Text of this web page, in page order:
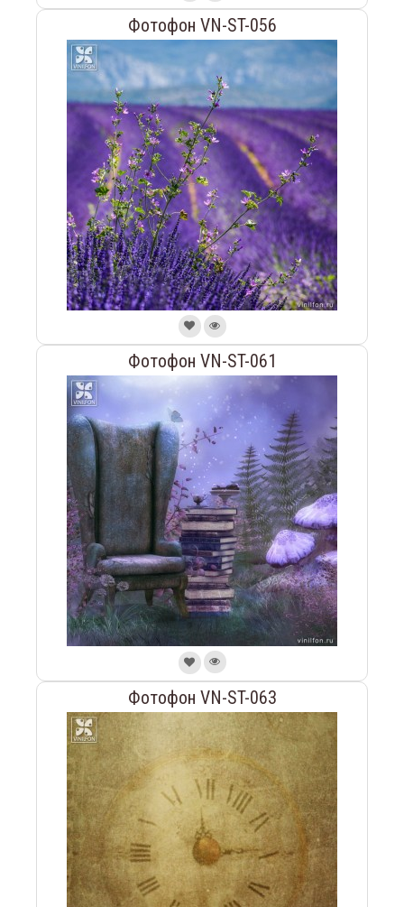
Фотофон VN-ST-056
Фотофон VN-ST-061
Фотофон VN-ST-063